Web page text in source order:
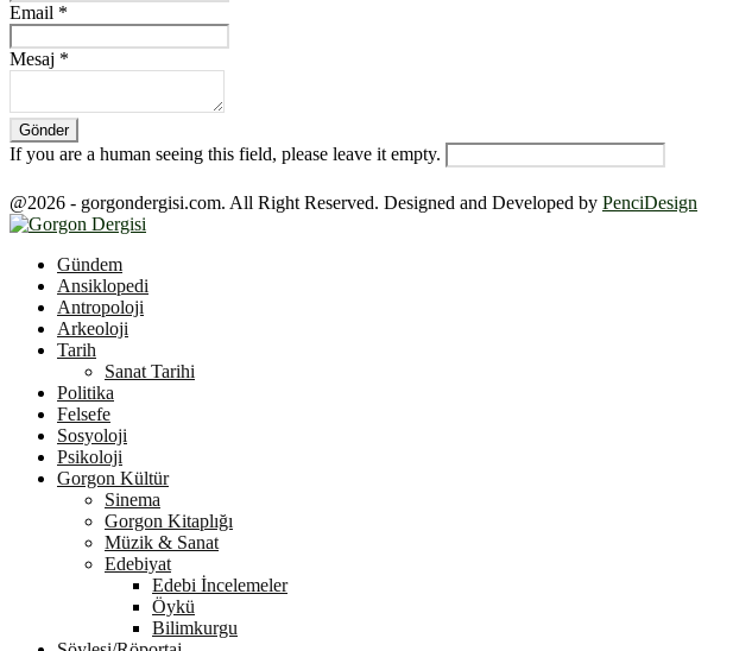
Email *
Mesaj *
If you are a human seeing this field, please leave it empty.
@2026 - gorgondergisi.com. All Right Reserved. Designed and Developed by PenciDesign
Gündem
Ansiklopedi
Antropoloji
Arkeoloji
Tarih
Sanat Tarihi
Politika
Felsefe
Sosyoloji
Psikoloji
Gorgon Kültür
Sinema
Gorgon Kitaplığı
Müzik & Sanat
Edebiyat
Edebi İncelemeler
Öykü
Bilimkurgu